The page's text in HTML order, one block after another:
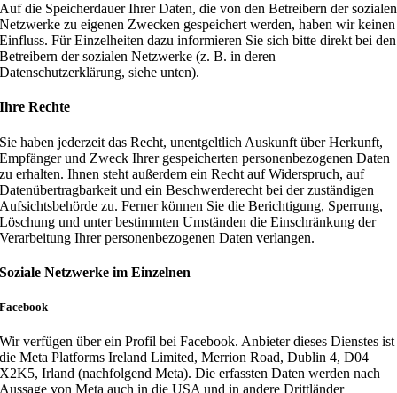
Auf die Speicherdauer Ihrer Daten, die von den Betreibern der sozialen
Netzwerke zu eigenen Zwecken gespeichert werden, haben wir keinen
Einfluss. Für Einzelheiten dazu informieren Sie sich bitte direkt bei den
Betreibern der sozialen Netzwerke (z. B. in deren
Datenschutzerklärung, siehe unten).
Ihre Rechte
Sie haben jederzeit das Recht, unentgeltlich Auskunft über Herkunft,
Empfänger und Zweck Ihrer gespeicherten personenbezogenen Daten
zu erhalten. Ihnen steht außerdem ein Recht auf Widerspruch, auf
Datenübertragbarkeit und ein Beschwerderecht bei der zuständigen
Aufsichtsbehörde zu. Ferner können Sie die Berichtigung, Sperrung,
Löschung und unter bestimmten Umständen die Einschränkung der
Verarbeitung Ihrer personenbezogenen Daten verlangen.
Soziale Netzwerke im Einzelnen
Facebook
Wir verfügen über ein Profil bei Facebook. Anbieter dieses Dienstes ist
die Meta Platforms Ireland Limited, Merrion Road, Dublin 4, D04
X2K5, Irland (nachfolgend Meta). Die erfassten Daten werden nach
Aussage von Meta auch in die USA und in andere Drittländer